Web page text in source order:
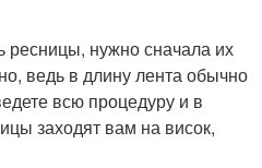
ресницы, нужно сначала их
ведь в длину лента обычно
всю процедуру и в
заходят вам на висок,